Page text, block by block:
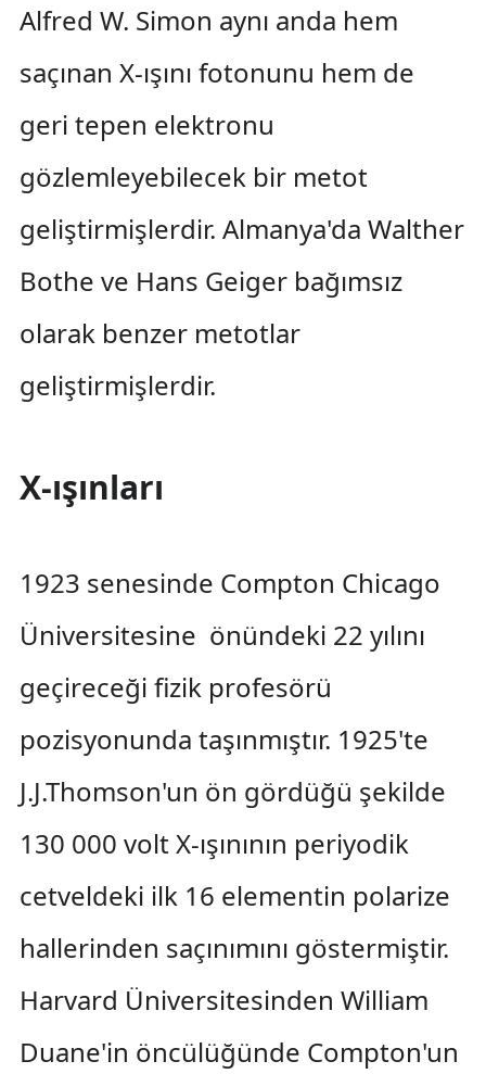
Alfred W. Simon aynı anda hem
saçınan X-ışını fotonunu hem de
geri tepen elektronu
gözlemleyebilecek bir metot
geliştirmişlerdir. Almanya'da Walther
Bothe ve Hans Geiger bağımsız
olarak benzer metotlar
geliştirmişlerdir.
X-ışınları
1923 senesinde Compton Chicago
Üniversitesine önündeki 22 yılını
geçireceği fizik profesörü
pozisyonunda taşınmıştır. 1925'te
J.J.Thomson'un ön gördüğü şekilde
130 000 volt X-ışınının periyodik
cetveldeki ilk 16 elementin polarize
hallerinden saçınımını göstermiştir.
Harvard Üniversitesinden William
Duane'in öncülüğünde Compton'un